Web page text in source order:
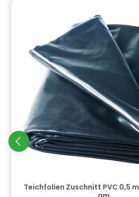
Teichfolien Zuschnitt PVC 0,5